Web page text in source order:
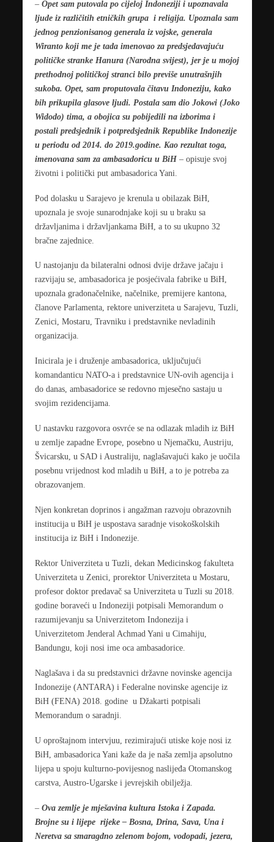
– Opet sam putovala po cijeloj Indoneziji i upoznavala
ljude iz različitih etničkih grupa i religija. Upoznala sam
jednog penzionisanog generala iz vojske, generala
Wiranto koji me je tada imenovao za predsjedavajuću
političke stranke Hanura (Narodna svijest), jer je u mojoj
prethodnoj političkoj stranci bilo previše unutrašnjih
sukoba. Opet, sam proputovala čitavu Indoneziju, kako
bih prikupila glasove ljudi. Postala sam dio Jokowi (Joko
Widodo) tima, a obojica su pobijedili na izborima i
postali predsjednik i potpredsjednik Republike Indonezije
u periodu od 2014. do 2019.godine. Kao rezultat toga,
imenovana sam za ambasadoricu u BiH– opisuje svoj
životni i politički put ambasadorica Yani.
Pod dolasku u Sarajevo je krenula u obilazak BiH,
upoznala je svoje sunarodnjake koji su u braku sa
državljanima i državljankama BiH, a to su ukupno 32
bračne zajednice.
U nastojanju da bilateralni odnosi dvije države jačaju i
razvijaju se, ambasadorica je posjećivala fabrike u BiH,
upoznala gradonačelnike, načelnike, premijere kantona,
članove Parlamenta, rektore univerziteta u Sarajevu, Tuzli,
Zenici, Mostaru, Travniku i predstavnike nevladinih
organizacija.
Inicirala je i druženje ambasadorica, uključujući
komandanticu NATO-a i predstavnice UN-ovih agencija i
do danas, ambasadorice se redovno mjesečno sastaju u
svojim rezidencijama.
U nastavku razgovora osvrće se na odlazak mladih iz BiH
u zemlje zapadne Evrope, posebno u Njemačku, Austriju,
Švicarsku, u SAD i Australiju, naglašavajući kako je uočila
posebnu vrijednost kod mladih u BiH, a to je potreba za
obrazovanjem.
Njen konkretan doprinos i angažman razvoju obrazovnih
institucija u BiH je uspostava saradnje visokoškolskih
institucija iz BiH i Indonezije.
Rektor Univerziteta u Tuzli, dekan Medicinskog fakulteta
Univerziteta u Zenici, prorektor Univerziteta u Mostaru,
profesor doktor predavač sa Univerziteta u Tuzli su 2018.
godine boraveći u Indoneziji potpisali Memorandum o
razumijevanju sa Univerzitetom Indonezija i
Univerzitetom Jenderal Achmad Yani u Cimahiju,
Bandungu, koji nosi ime oca ambasadorice.
Naglašava i da su predstavnici državne novinske agencija
Indonezije (ANTARA) i Federalne novinske agencije iz
BiH (FENA) 2018. godine u Džakarti potpisali
Memorandum o saradnji.
U oproštajnom intervjuu, rezimirajući utiske koje nosi iz
BiH, ambasadorica Yani kaže da je naša zemlja apsolutno
lijepa u spoju kulturno-povijesnog naslijeđa Otomanskog
carstva, Austro-Ugarske i jevrejskih obilježja.
– Ova zemlje je mješavina kultura Istoka i Zapada.
Brojne su i lijepe rijeke – Bosna, Drina, Sava, Una i
Neretva sa smaragdno zelenom bojom, vodopadi, jezera,